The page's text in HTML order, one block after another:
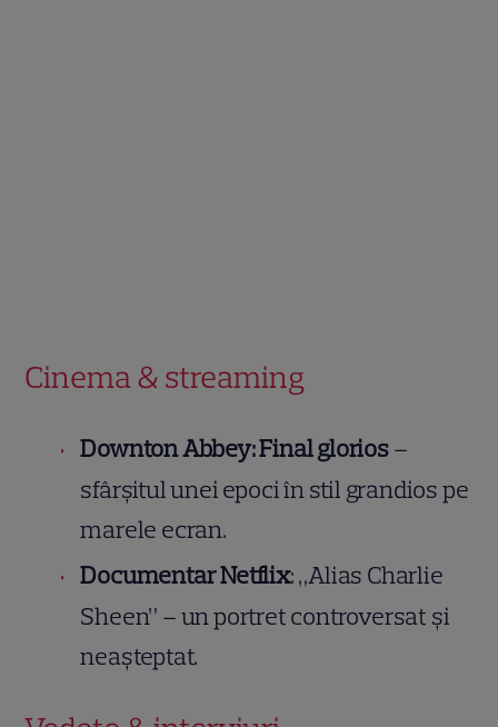
Cinema & streaming
Downton Abbey: Final glorios–
sfârșitul unei epoci în stil grandios pe
marele ecran.
Documentar Netflix: „Alias Charlie
Sheen” – un portret controversat și
neașteptat.